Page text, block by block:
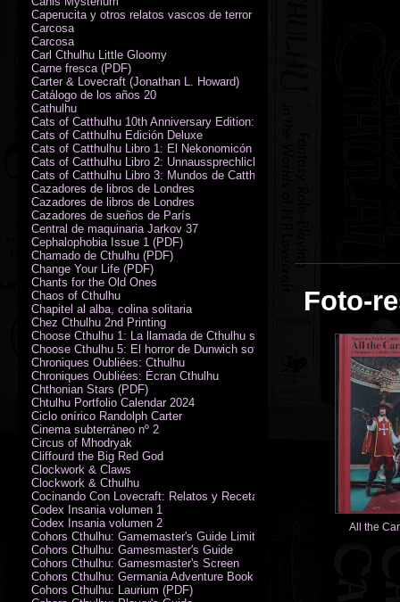
Foto-
All the
Caperucita y otros relatos vascos de terror (M. Rodríguez)
Carcosa
Carcosa
Carl Cthulhu Little Gloomy
Carne fresca (PDF)
Carter & Lovecraft (Jonathan L. Howard)
Catálogo de los años 20
Cathulhu
Cats of Catthulhu 10th Anniversary Edition: Quick Start Rules
Cats of Catthulhu Edición Deluxe
Cats of Catthulhu Libro 1: El Nekonomicón
Cats of Catthulhu Libro 2: Unnaussprechlichen Katzen
Cats of Catthulhu Libro 3: Mundos de Catthulhu
Cazadores de libros de Londres
Cazadores de libros de Londres
Cazadores de sueños de París
Central de maquinaria Jarkov 37
Cephalophobia Issue 1 (PDF)
Chamado de Cthulhu (PDF)
Change Your Life (PDF)
Chants for the Old Ones
Chaos of Cthulhu
Chapitel al alba, colina solitaria
Chez Cthulhu 2nd Printing
Choose Cthulhu 1: La llamada de Cthulhu softcover
Choose Cthulhu 5: El horror de Dunwich softcover
Chroniques Oubliées: Cthulhu
Chroniques Oubliées: Écran Cthulhu
Chthonian Stars (PDF)
Chtulhu Portfolio Calendar 2024
Ciclo onírico Randolph Carter
Cinema subterráneo nº 2
Circus of Mhodryak
Cliffourd the Big Red God
Clockwork & Claws
Clockwork & Cthulhu
Cocinando Con Lovecraft: Relatos y Recetas de Humor Sobrenatural
Codex Insania volumen 1
Codex Insania volumen 2
Cohors Cthulhu: Gamemaster's Guide Limited Edition
Cohors Cthulhu: Gamesmaster's Guide
Cohors Cthulhu: Gamesmaster's Screen
Cohors Cthulhu: Germania Adventure Book
Cohors Cthulhu: Laurium (PDF)